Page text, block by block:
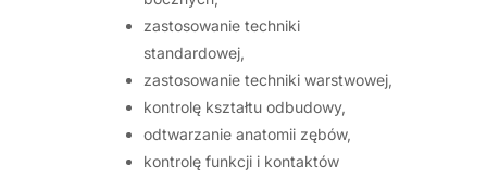
zastosowanie techniki
standardowej,
zastosowanie techniki warstwowej,
kontrolę kształtu odbudowy,
odtwarzanie anatomii zębów,
kontrolę funkcji i kontaktów